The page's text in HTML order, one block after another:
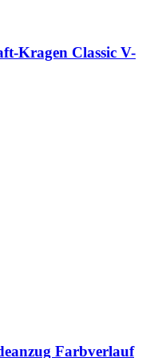
Kragen Classic V-
Farbverlauf